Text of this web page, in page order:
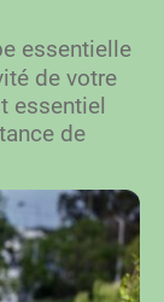
essentielle
de votre
essentiel
de